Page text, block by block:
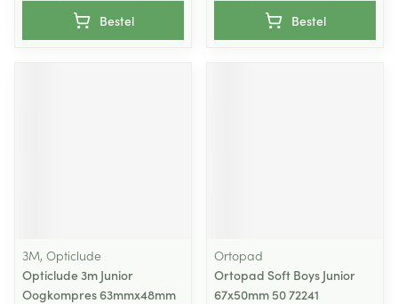
Bestel Bestel
3M, Opticlude
Opticlude 3m Junior
Oogkompres 63mmx48mm
Ortopad
Ortopad Soft Boys Junior
67x50mm 50 72241